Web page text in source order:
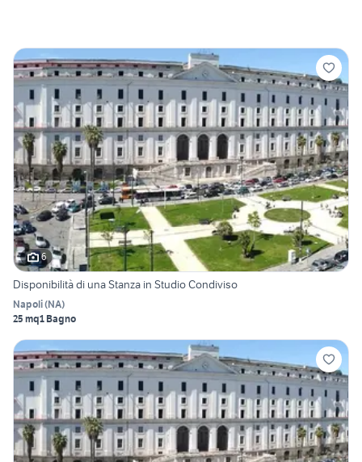
6
Disponibilità di una Stanza in Studio Condiviso
Napoli(NA)
25 mq1 Bagno